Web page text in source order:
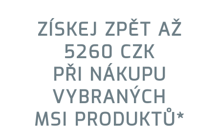
ZÍSKEJ ZPĚT AŽ
5260 CZK
PŘI NÁKUPU
VYBRANÝCH
MSI PRODUKTŮ*